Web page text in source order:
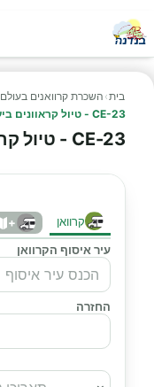
בית› השכרת קרוואנים בעולם
CE-23 - טיול קראוונים ביער השחור
CE-23 - טיול קראוונים ביער השחור
קרוואן +
עיר איסוף הקרוואן
החזרה